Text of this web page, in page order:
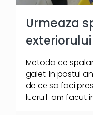
Urmeaza
Metoda de
galeti In postul
de ce sa faci
lucru l-am facut